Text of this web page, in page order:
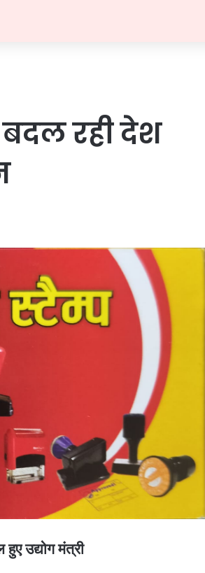
रही देश
उद्योग मंत्री